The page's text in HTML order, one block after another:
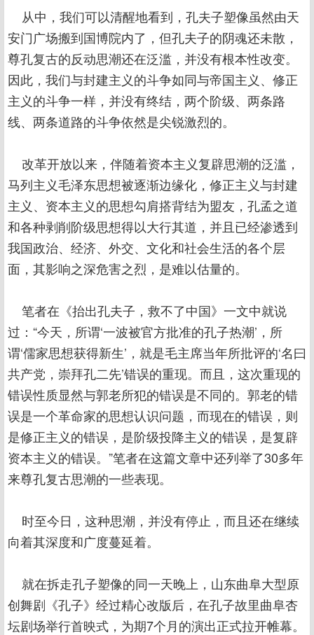
从中，我们可以清醒地看到，孔夫子塑像虽然由天
安门广场搬到国博院内了，但孔夫子的阴魂还未散，
尊孔复古的反动思潮还在泛滥，并没有根本性改变。
因此，我们与封建主义的斗争如同与帝国主义、修正
主义的斗争一样，并没有终结，两个阶级、两条路
线、两条道路的斗争依然是尖锐激烈的。
改革开放以来，伴随着资本主义复辟思潮的泛滥，
马列主义毛泽东思想被逐渐边缘化，修正主义与封建
主义、资本主义的思想勾肩搭背结为盟友，孔孟之道
和各种剥削阶级思想得以大行其道，并且已经渗透到
我国政治、经济、外交、文化和社会生活的各个层
面，其影响之深危害之烈，是难以估量的。
笔者在《抬出孔夫子，救不了中国》一文中就说
过：“今天，所谓‘一波被官方批准的孔子热潮’，所
谓‘儒家思想获得新生’，就是毛主席当年所批评的‘名曰
共产党，崇拜孔二先’错误的重现。而且，这次重现的
错误性质显然与郭老所犯的错误是不同的。郭老的错
误是一个革命家的思想认识问题，而现在的错误，则
是修正主义的错误，是阶级投降主义的错误，是复辟
资本主义的错误。”笔者在这篇文章中还列举了30多年
来尊孔复古思潮的一些表现。
时至今日，这种思潮，并没有停止，而且还在继续
向着其深度和广度蔓延着。
就在拆走孔子塑像的同一天晚上，山东曲阜大型原
创舞剧《孔子》经过精心改版后，在孔子故里曲阜杏
坛剧场举行首映式，为期7个月的演出正式拉开帷幕。